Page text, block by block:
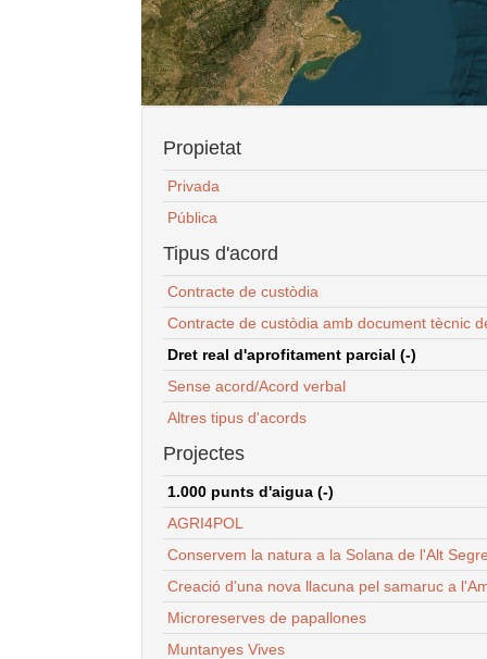
Propietat
Privada
Pública
Tipus d'acord
Contracte de custòdia
Contracte de custòdia amb document tècnic
Dret real d'aprofitament parcial (-)
Sense acord/Acord verbal
Altres tipus d'acords
Projectes
1.000 punts d'aigua (-)
AGRI4POL
Conservem la natura a la Solana de l'Alt
Creació d'una nova llacuna pel samaruc a
Microreserves de papallones
Muntanyes Vives